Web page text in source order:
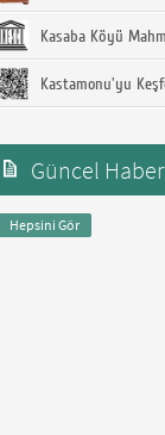
Kasaba Köyü
Kastamonu'yu
Güncel
Hepsini Gör